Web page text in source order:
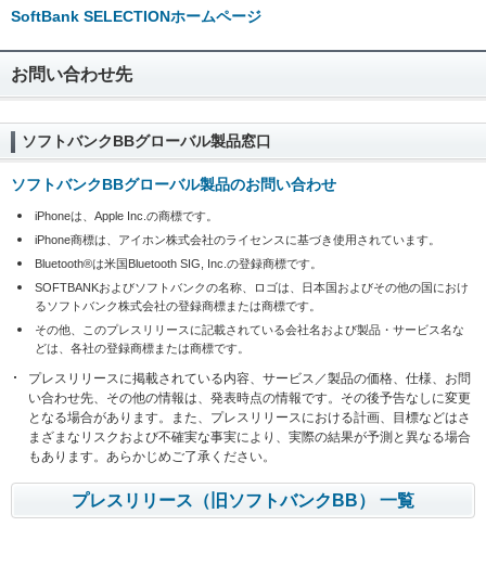
SoftBank SELECTIONホームページ
お問い合わせ先
ソフトバンクBBグローバル製品窓口
ソフトバンクBBグローバル製品のお問い合わせ
iPhoneは、Apple Inc.の商標です。
iPhone商標は、アイホン株式会社のライセンスに基づき使用されています。
Bluetooth®は米国Bluetooth SIG, Inc.の登録商標です。
SOFTBANKおよびソフトバンクの名称、ロゴは、日本国およびその他の国におけ
るソフトバンク株式会社の登録商標または商標です。
その他、このプレスリリースに記載されている会社名および製品・サービス名な
どは、各社の登録商標または商標です。
プレスリリースに掲載されている内容、サービス／製品の価格、仕様、お問
い合わせ先、その他の情報は、発表時点の情報です。その後予告なしに変更
となる場合があります。また、プレスリリースにおける計画、目標などはさ
まざまなリスクおよび不確実な事実により、実際の結果が予測と異なる場合
もあります。あらかじめご了承ください。
プレスリリース（旧ソフトバンクBB） 一覧